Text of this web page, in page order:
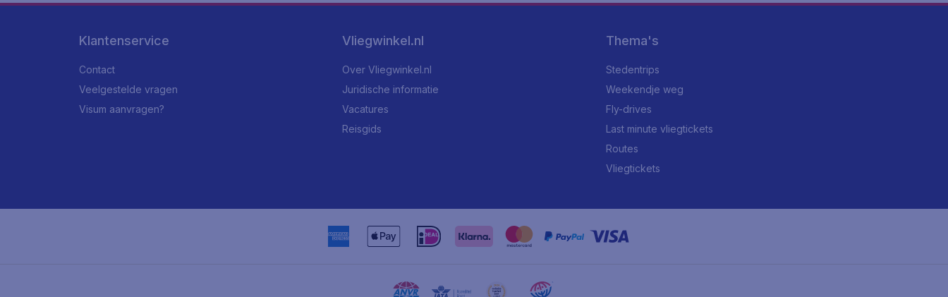
Klantenservice
Contact
Veelgestelde vragen
Visum aanvragen?
Vliegwinkel.nl
Over Vliegwinkel.nl
Juridische informatie
Vacatures
Reisgids
Thema's
Stedentrips
Weekendje weg
Fly-drives
Last minute vliegtickets
Routes
Vliegtickets